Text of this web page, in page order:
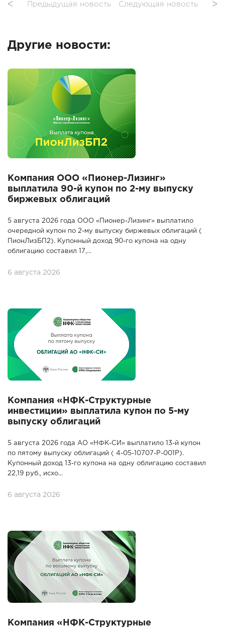
ᐸ Предыдущая новость Следующая новость ᐳ
Другие новости:
Компания ООО «Пионер-Лизинг»
выплатила 90-й купон по 2-му выпуску
биржевых облигаций
5 августа 2026 года ООО «Пионер-Лизинг» выплатило
очередной купон по 2-му выпуску биржевых облигаций (
ПионЛизБП2). Купонный доход 90-го купона на одну
облигацию составил 17,...
6 августа 2026
Компания «НФК-Структурные
инвестиции» выплатила купон по 5-му
выпуску облигаций
5 августа 2026 года АО «НФК-СИ» выплатило 13-й купон
по пятому выпуску облигаций ( 4-05-10707-P-001P).
Купонный доход 13-го купона на одну облигацию составил
22,19 руб., исхо...
6 августа 2026
Компания «НФК-Структурные